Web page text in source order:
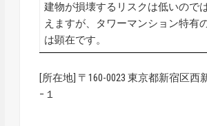
建物が損壊するリスクは低いので
えますが、タワーマンション特有
は顕在です。
[所在地] 〒160-0023 東京都新宿区西
−１